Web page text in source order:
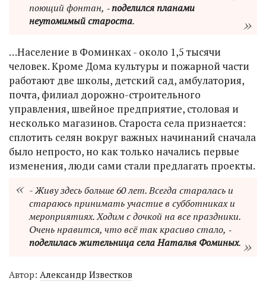
поющий фонтан, ‑поделился планами
неутомимый староста.
…Население в Фоминках - около 1,5 тысячи
человек. Кроме Дома культуры и пожарной части
работают две школы, детский сад, амбулатория,
почта, филиал дорожно-строительного
управления, швейное предприятие, столовая и
несколько магазинов. Староста села признается:
сплотить селян вокруг важных начинаний сначала
было непросто, но как только начались первые
изменения, люди сами стали предлагать проекты.
- Живу здесь больше 60 лет. Всегда старалась и
стараюсь принимать участие в субботниках и
мероприятиях. Ходим с дочкой на все праздники.
Очень нравится, что всё так красиво стало, ‑
поделилась жительница села Наталья Фоминых.
Автор: Александр Известков